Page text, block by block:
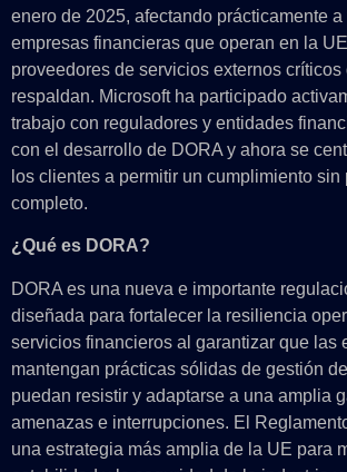
enero de 2025, afectando prácticamente
empresas financieras que operan en la
proveedores de servicios externos críticos
respaldan. Microsoft ha participado
trabajo con reguladores y entidades
con el desarrollo de DORA y ahora se
los clientes a permitir un cumplimiento sin
completo.
¿Qué es DORA?
DORA es una nueva e importante
diseñada para fortalecer la resiliencia
servicios financieros al garantizar que las
mantengan prácticas sólidas de gestión
puedan resistir y adaptarse a una amplia
amenazas e interrupciones. El
una estrategia más amplia de la UE para